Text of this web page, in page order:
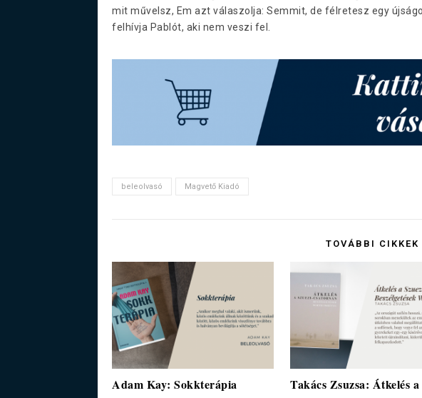
mit művelsz, Em azt válaszolja: Semmit, de félretesz egy
felhívja Pablót, aki nem veszi fel.
beleolvasó Magvető Kiadó
TOVÁBBI CIKKEK
Adam Kay: Sokkterápia
Takács Zsuzsa: Átkelés a